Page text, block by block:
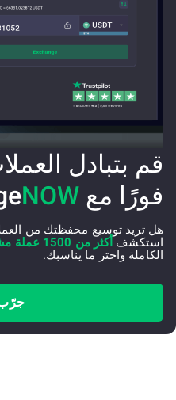
قم بتبادل
فورًا مع Change NOW
هل تريد توسيع محفظتك من
استكشف أكثر من 1500 عملة مشفرة
الكاملة واختر ما يناسبك.
جرّب